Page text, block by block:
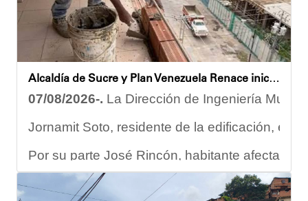
Alcaldía de Sucre y Plan Venezuela Renace iniciaron demolición de fachadas en Residencias Los Dos Caminos
07/08/2026-. La Dirección de Ingeniería
Jornamit Soto, residente de la edificación,
Por su parte José Rincón, habitante afectado